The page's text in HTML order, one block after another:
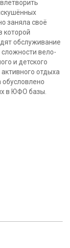
заняла своё
которой
обслуживание
вело-
и детского
отдыха
обусловлено
в ЮФО базы.